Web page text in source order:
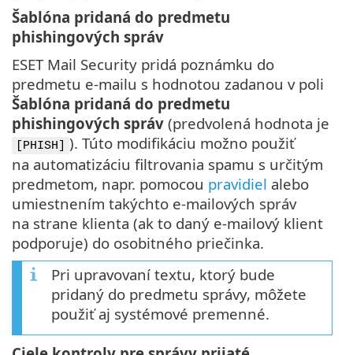
Šablóna pridaná do predmetu
phishingových správ
ESET Mail Security pridá poznámku do
predmetu e-mailu s hodnotou zadanou v poli
Šablóna pridaná do predmetu
phishingových správ (predvolená hodnota je
[PHISH]
). Túto modifikáciu možno použiť
na automatizáciu filtrovania spamu s určitým
predmetom, napr. pomocou pravidiel alebo
umiestnením takýchto e‑mailových správ
na strane klienta (ak to daný e‑mailový klient
podporuje) do osobitného priečinka.
Pri upravovaní textu, ktorý bude
pridaný do predmetu správy, môžete
použiť aj systémové premenné.